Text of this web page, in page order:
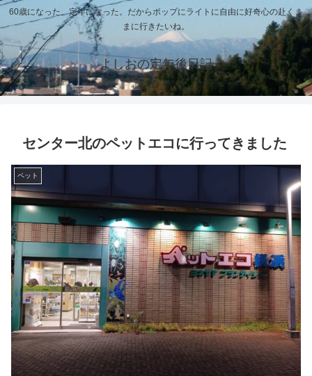
60歳になった、定年になった。だからポップにライトに自由に好奇心の赴くま
まに行きたいね。
よしおの定年後日記
センター北のペットエコに行ってきました
ペット